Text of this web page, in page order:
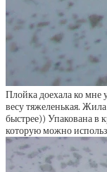
Плойка доехала ко мне
весу тяжеленькая.
быстрее)) Упакована в
которую можно